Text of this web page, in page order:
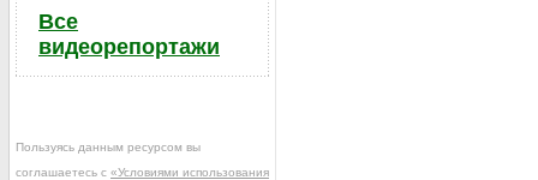
Все
видеорепортажи
Пользуясь данным ресурсом вы
соглашаетесь с «Условиями использования